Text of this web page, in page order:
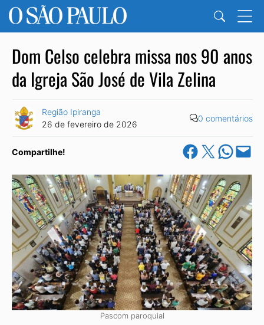
Dom Celso celebra missa nos 90 anos
da Igreja São José de Vila Zelina
Região Ipiranga
26 de fevereiro de 2026
0 comentários
Compartilhe! Share on Facebook
Share on X Share on
Email this
Pascom paroquial